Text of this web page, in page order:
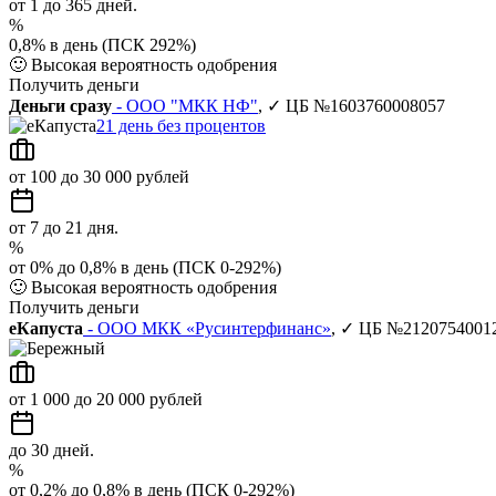
от 1 до 365 дней.
%
0,8% в день (ПСК 292%)
🙂 Высокая вероятность одобрения
Получить деньги
Деньги сразу - ООО "МКК НФ", ✓ ЦБ №1603760008057
21 день без процентов
от 100 до 30 000 рублей
от 7 до 21 дня.
%
от 0% до 0,8% в день (ПСК 0-292%)
🙂 Высокая вероятность одобрения
Получить деньги
еКапуста - ООО МКК «Русинтерфинанс», ✓ ЦБ
от 1 000 до 20 000 рублей
до 30 дней.
%
от 0,2% до 0,8% в день (ПСК 0-292%)